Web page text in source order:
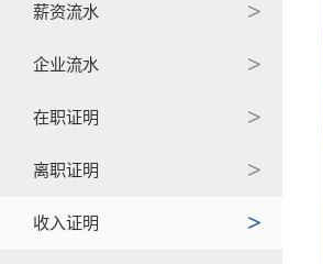
薪资流水
企业流水
在职证明
离职证明
收入证明